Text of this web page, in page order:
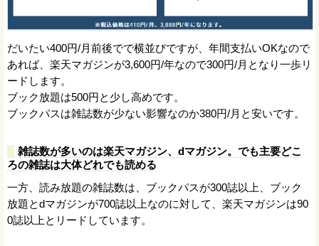
だいたい400円/月前後でで横並びですが、年間支払いOKなので
あれば、楽天マガジンが3,600円/年なので300円/月となり一歩リ
ードします。
ブック放題は500円と少し高めです。
ブックパスは雑誌数が少ない影響なのか380円/月と安いです。
雑誌数が多いのは楽天マガジン、dマガジン。でも主要どこ
ろの雑誌は大体どれでも読める
一方、読み放題の雑誌数は、ブックパスが300誌以上、ブック
放題とdマガジンが700誌以上なのに対して、楽天マガジンは90
0誌以上とリードしています。